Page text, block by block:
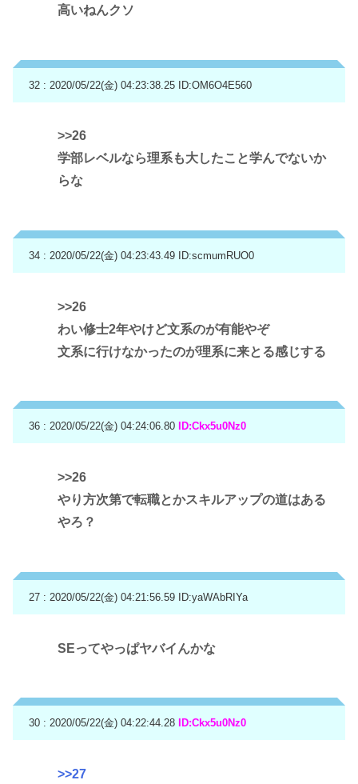
高いねんクソ
32 : 2020/05/22(金) 04:23:38.25 ID:OM6O4E560
>>26
学部レベルなら理系も大したこと学んでないか
らな
34 : 2020/05/22(金) 04:23:43.49 ID:scmumRUO0
>>26
わい修士2年やけど文系のが有能やぞ
文系に行けなかったのが理系に来とる感じする
36 : 2020/05/22(金) 04:24:06.80 ID:Ckx5u0Nz0
>>26
やり方次第で転職とかスキルアップの道はある
やろ？
27 : 2020/05/22(金) 04:21:56.59 ID:yaWAbRIYa
SEってやっぱヤバイんかな
30 : 2020/05/22(金) 04:22:44.28 ID:Ckx5u0Nz0
>>27